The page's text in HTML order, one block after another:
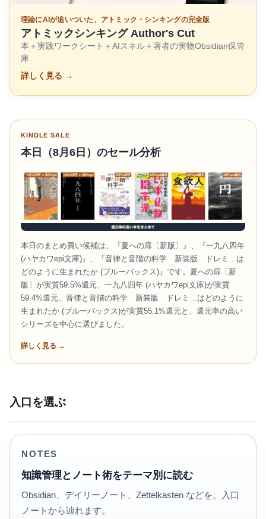
理論にAIが追いついた、アトミック・シンキングの完全版
アトミックシンキング Author's Cut
本＋実践ワークシート＋AIスキル＋著者の実物Obsidian保管
庫
詳しく見る →
KINDLE SALE
本日（8月6日）のセール分析
本日のまとめ買い候補は、『夏への扉〔新版〕』、『一九八四年
(ハヤカワepi文庫)』、『音律と音階の科学 新装版 ドレミ…は
どのように生まれたか (ブルーバックス)』です。夏への扉〔新
版〕が実質59.5%還元、一九八四年 (ハヤカワepi文庫)が実質
59.4%還元、音律と音階の科学 新装版 ドレミ…はどのように
生まれたか (ブルーバックス)が実質55.1%還元と、還元率の高い
シリーズを中心に選びました。
詳しく見る →
入口を選ぶ
NOTES
知識管理とノート術をテーマ別に読む
Obsidian、デイリーノート、Zettelkasten などを、入口
ノートから辿れます。